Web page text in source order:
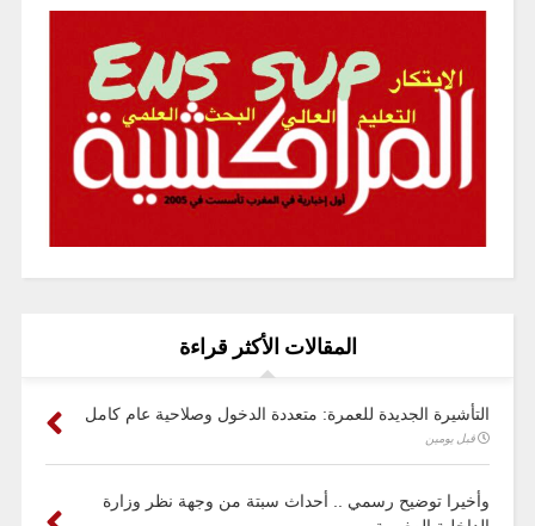
المقالات الأكثر قراءة
التأشيرة الجديدة للعمرة: متعددة الدخول وصلاحية عام كامل
قبل يومين
وأخيرا توضيح رسمي .. أحداث سبتة من وجهة نظر وزارة